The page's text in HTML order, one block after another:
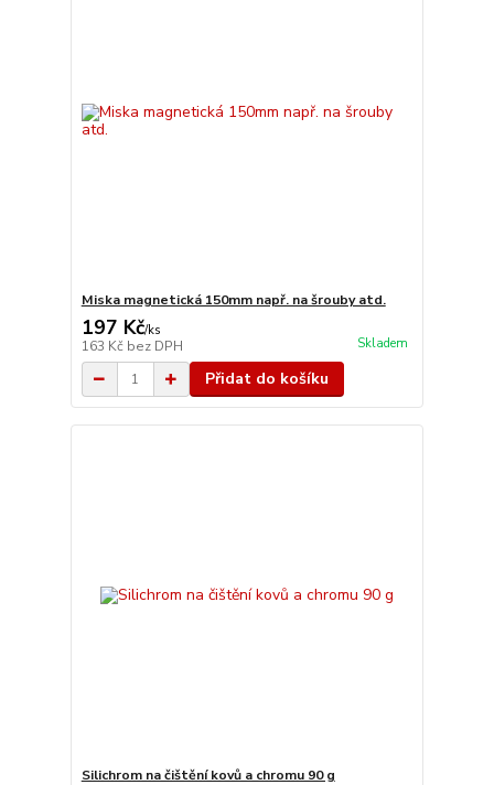
Miska magnetická 150mm např. na šrouby atd.
197 Kč/ks
163 Kč bez DPH Skladem
Přidat do košíku
Silichrom na čištění kovů a chromu 90 g